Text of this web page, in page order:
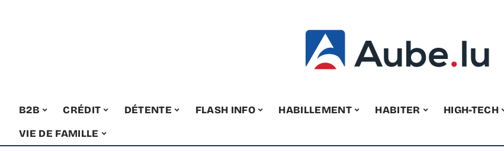
B2B CRÉDIT DÉTENTE FLASH INFO HABILLEMENT HABITER HIGH-TECH
VIE DE FAMILLE